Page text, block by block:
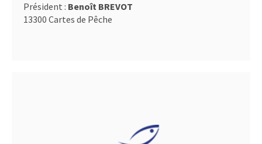
Président : Benoît BREVOT
13300 Cartes de Pêche